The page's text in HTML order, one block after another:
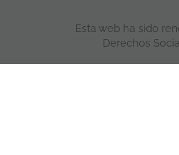
Esta web ha sido
Derechos